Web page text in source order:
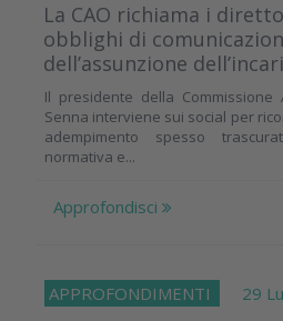
La CAO richiama i
obblighi di
dell’assunzione
Il presidente della Commissione
Senna interviene sui social per
adempimento spesso
normativa e...
Approfondisci
APPROFONDIMENTI 29